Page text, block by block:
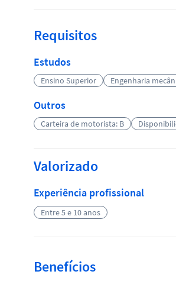
Requisitos
Estudos
Ensino Superior Engenharia
Outros
Carteira de motorista: B
Valorizado
Experiência profissional
Entre 5 e 10 anos
Benefícios